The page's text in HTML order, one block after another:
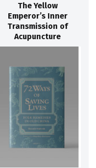
The Yellow
Emperor’s Inner
Transmission of
Acupuncture